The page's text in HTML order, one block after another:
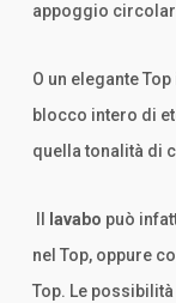
appoggio
O un elegante
blocco intero di
quella tonalità di
lavabo può
nel Top, oppure
Top. Le